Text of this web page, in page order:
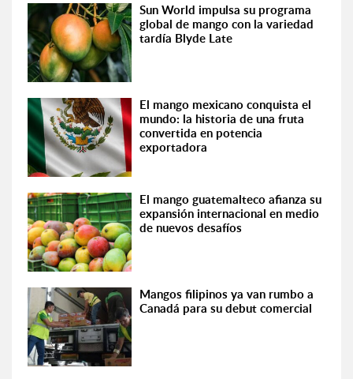
Sun World impulsa su programa
global de mango con la variedad
tardía Blyde Late
El mango mexicano conquista el
mundo: la historia de una fruta
convertida en potencia
exportadora
El mango guatemalteco afianza su
expansión internacional en medio
de nuevos desafíos
Mangos filipinos ya van rumbo a
Canadá para su debut comercial